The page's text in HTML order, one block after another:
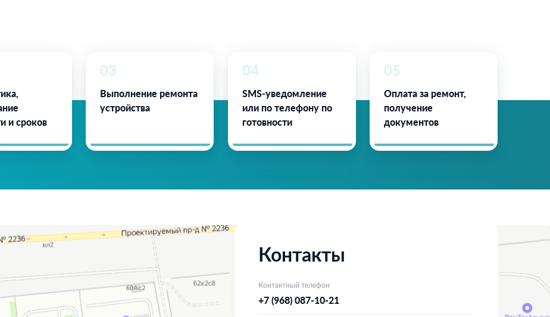
и сроков
03
Выполнение ремонта
устройства
04
SMS-уведомление
или по телефону по
готовности
05
Оплата за ремонт,
получение
документов
Контакты
Контактный телефон
+7 (968) 087-10-21